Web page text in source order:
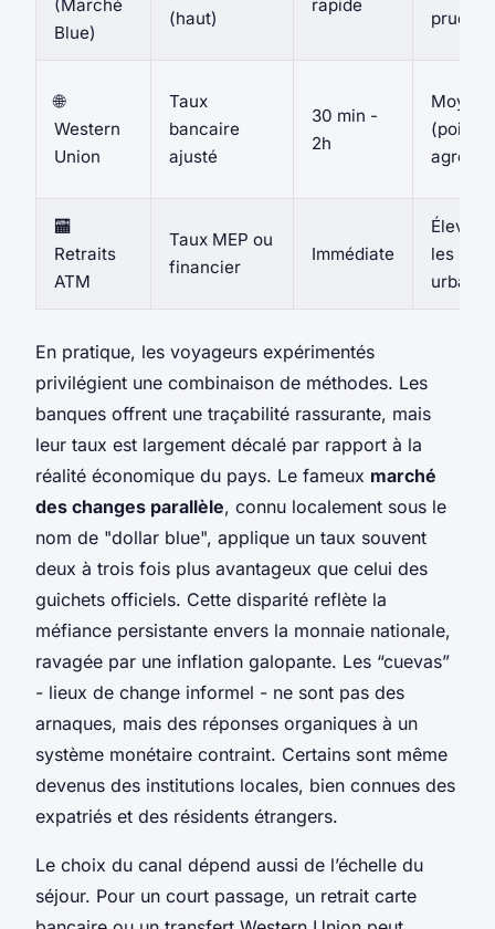
(Marché
Blue)
(haut)
rapide
🌐
Western
Union
Taux
bancaire
ajusté
30 min -
2h
(points
agréés)
🏧
Retraits
ATM
Taux MEP ou
financier
Immédiate
Élevée
les
En pratique, les voyageurs expérimentés
privilégient une combinaison de méthodes. Les
banques offrent une traçabilité rassurante, mais
leur taux est largement décalé par rapport à la
réalité économique du pays. Le fameux marché
des changes parallèle, connu localement sous le
nom de "dollar blue", applique un taux souvent
deux à trois fois plus avantageux que celui des
guichets officiels. Cette disparité reflète la
méfiance persistante envers la monnaie nationale,
ravagée par une inflation galopante. Les “cuevas”
- lieux de change informel - ne sont pas des
arnaques, mais des réponses organiques à un
système monétaire contraint. Certains sont même
devenus des institutions locales, bien connues des
expatriés et des résidents étrangers.
Le choix du canal dépend aussi de l’échelle du
séjour. Pour un court passage, un retrait carte